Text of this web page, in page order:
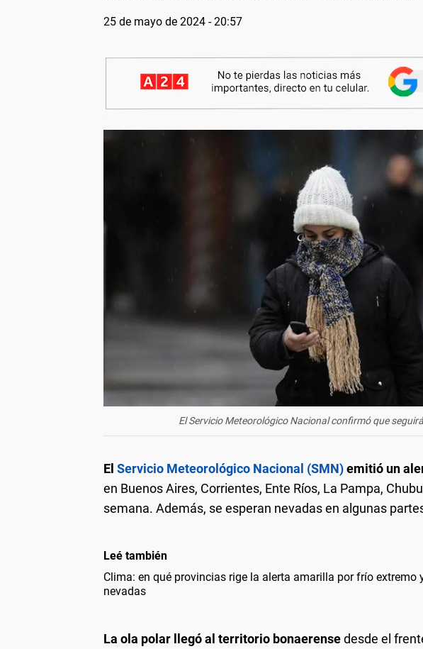
25 de mayo de 2024 - 20:57
El Servicio Meteorológico Nacional confirmó que
El Servicio Meteorológico Nacional (SMN)emitió un
en Buenos Aires, Corrientes, Ente Ríos, La Pampa,
semana. Además, se esperan nevadas en algunas
Leé también
Clima: en qué provincias rige la alerta amarilla por frío extremo
nevadas
La ola polar llegó al territorio bonaerensedesde el